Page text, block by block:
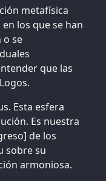
metafísica
los que se han
o se
que las
Esta esfera
Es nuestra
de los
sobre su
armoniosa.